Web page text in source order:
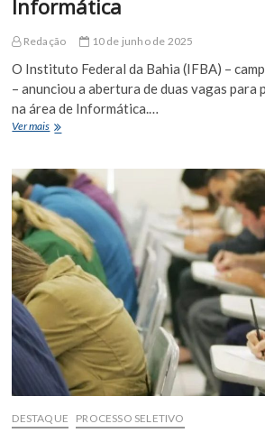
Informática
Redação 10 de junho de 2025
O Instituto Federal da Bahia (IFBA) –
– anunciou a abertura de duas vagas
na área de Informática.…
Ver maisIFBA
da
Cunha
abre
seleção
para
professor
substituto
na
área
Informática
DESTAQUE PROCESSO SELETIVO